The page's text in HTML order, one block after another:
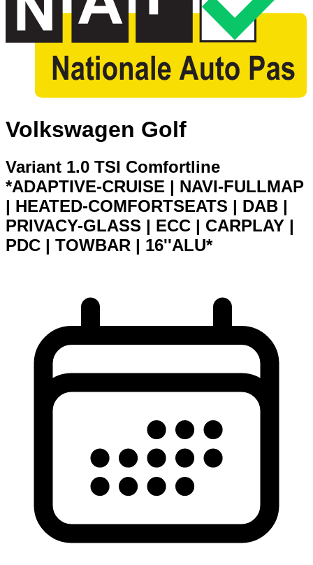
Volkswagen Golf
Variant 1.0 TSI Comfortline
*ADAPTIVE-CRUISE | NAVI-FULLMAP
| HEATED-COMFORTSEATS | DAB |
PRIVACY-GLASS | ECC | CARPLAY |
PDC | TOWBAR | 16''ALU*